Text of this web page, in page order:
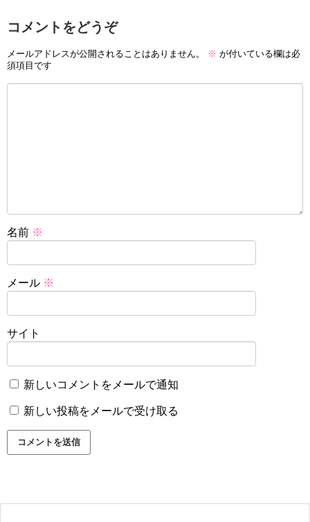
コメントをどうぞ
メールアドレスが公開されることはありません。 ※ が付いている欄は必
須項目です
名前 ※
メール ※
サイト
新しいコメントをメールで通知
新しい投稿をメールで受け取る